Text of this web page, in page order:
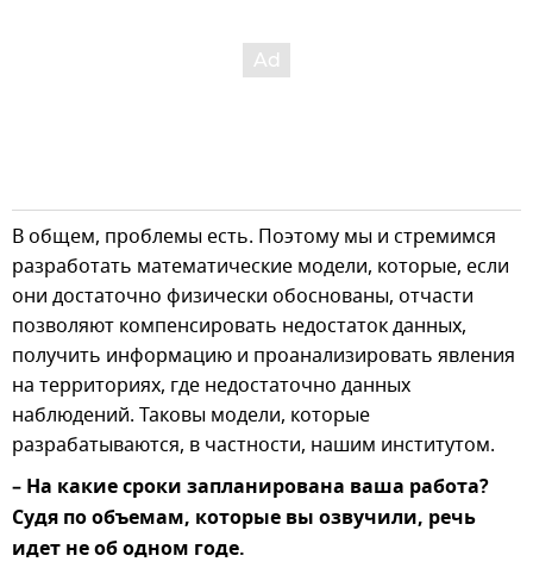
В общем, проблемы есть. Поэтому мы и стремимся
разработать математические модели, которые, если
они достаточно физически обоснованы, отчасти
позволяют компенсировать недостаток данных,
получить информацию и проанализировать явления
на территориях, где недостаточно данных
наблюдений. Таковы модели, которые
разрабатываются, в частности, нашим институтом.
– На какие сроки запланирована ваша работа?
Судя по объемам, которые вы озвучили, речь
идет не об одном годе.